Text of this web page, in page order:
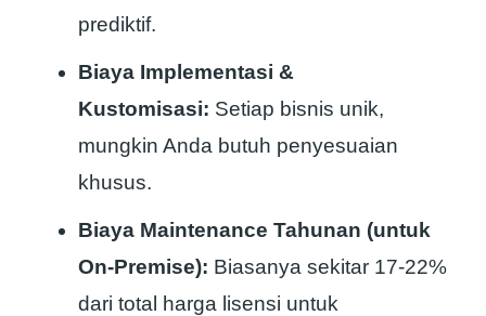
prediktif.
Biaya Implementasi &
Kustomisasi: Setiap bisnis unik,
mungkin Anda butuh penyesuaian
khusus.
Biaya Maintenance Tahunan (untuk
On-Premise): Biasanya sekitar 17-22%
dari total harga lisensi untuk